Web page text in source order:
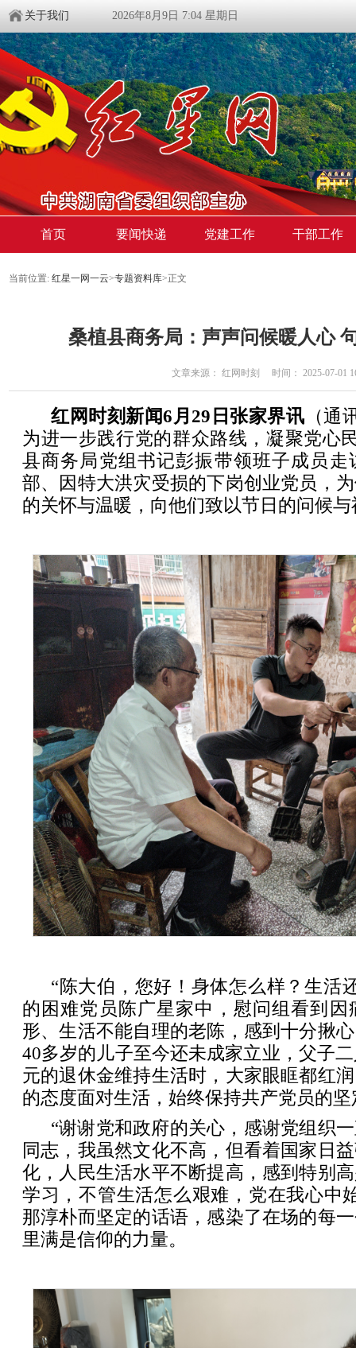
关于我们 2026年8月9日 7:04 星期日
首页 要闻快递 党建工作 干部工作
当前位置: 红星一网一云>专题资料库>正文
桑植县商务局：声声问候暖人心
文章来源： 红网时刻 时间： 2025-07-01
红网时刻新闻6月29日张家界讯 （通
为进一步践行党的群众路线，凝聚党心
县商务局党组书记彭振带领班子成员走
部、因特大洪灾受损的下岗创业党员，
的关怀与温暖，向他们致以节日的问候
“陈大伯，您好！身体怎么样？生活
的困难党员陈广星家中，慰问组看到因
形、生活不能自理的老陈，感到十分揪
40多岁的儿子至今还未成家立业，父子
元的退休金维持生活时，大家眼眶都红
的态度面对生活，始终保持共产党员的
“谢谢党和政府的关心，感谢党组织
同志，我虽然文化不高，但看着国家日
化，人民生活水平不断提高，感到特别
学习，不管生活怎么艰难，党在我心中
那淳朴而坚定的话语，感染了在场的每
里满是信仰的力量。